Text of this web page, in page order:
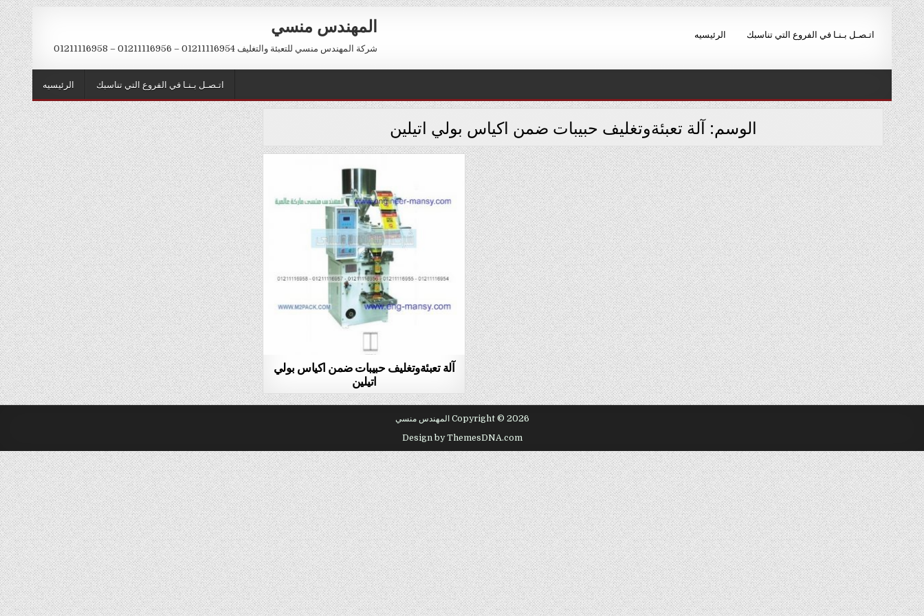
Skip
to
content
المهندس منسي
شركة المهندس منسي للتعبئة والتغليف 01211116954 – 01211116956 – 01211116958
الرئيسيه اتـصـل بـنـا في الفروع التي تناسبك
الرئيسيه اتـصـل بـنـا في الفروع التي تناسبك
الوسم:آلة تعبئةوتغليف حبيبات ضمن اكياس بولي اتيلين
آلة تعبئةوتغليف حبيبات ضمن اكياس بولي
اتيلين
Copyright © 2026 المهندس منسي
Design by ThemesDNA.com